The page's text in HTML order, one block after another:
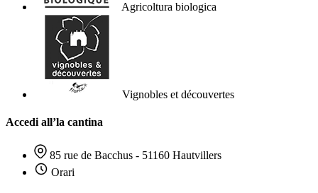
Agricoltura biologica
Vignobles et découvertes
Accedi all’la cantina
85 rue de Bacchus - 51160 Hautvillers
Orari